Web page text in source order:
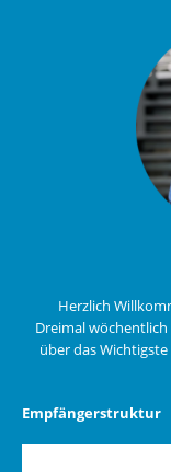
Herzlich
Dreimal
über das Wichtigste
Empfängerstruktur